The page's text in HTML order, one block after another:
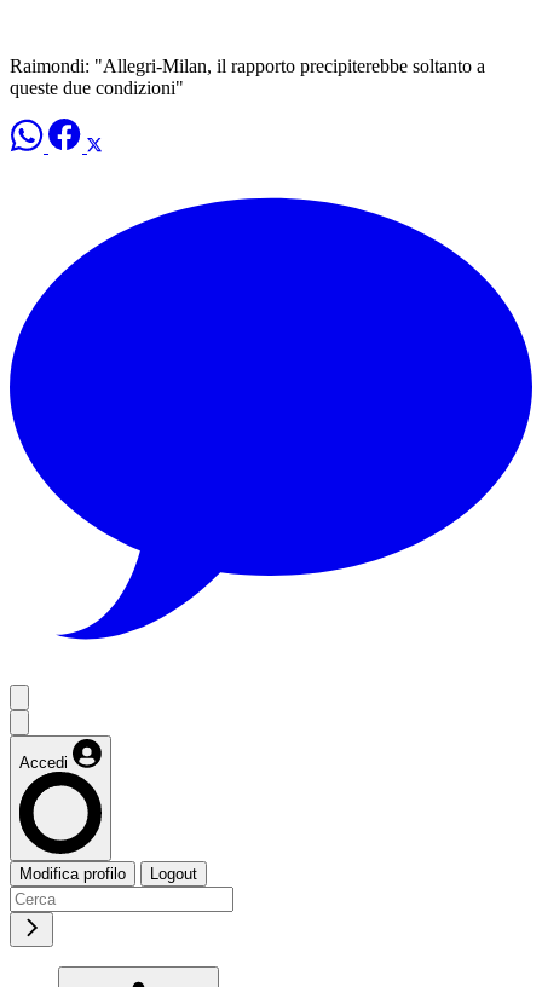
Raimondi: "Allegri-Milan, il rapporto precipiterebbe soltanto a
queste due condizioni"
Accedi
Modifica profilo Logout